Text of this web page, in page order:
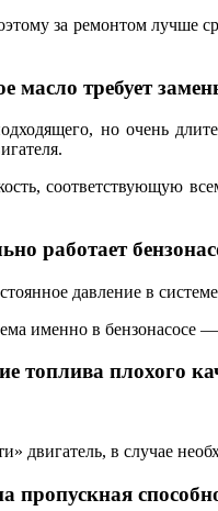
за ремонтом лучше
масло требует
но очень
соответствующую
работает
давление в
именно в бензонасосе
топлива плохого
двигатель, в случае